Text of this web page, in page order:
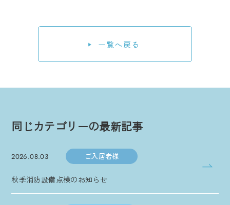
一覧へ戻る
同じカテゴリーの最新記事
2026.08.03 ご入居者様
秋季消防設備点検のお知らせ